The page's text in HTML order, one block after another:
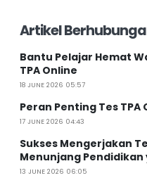
Artikel
Bantu Pelajar Hemat
TPA Online
18 JUNE 2026 05:57
Peran Penting Tes
17 JUNE 2026 04:43
Sukses Mengerjakan
Menunjang Pendidikan
13 JUNE 2026 06:05